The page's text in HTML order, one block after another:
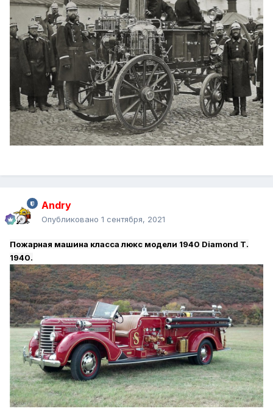
Andry
Опубликовано 1 сентября, 2021
Пожарная машина класса люкс модели 1940 Diamond T.
1940.